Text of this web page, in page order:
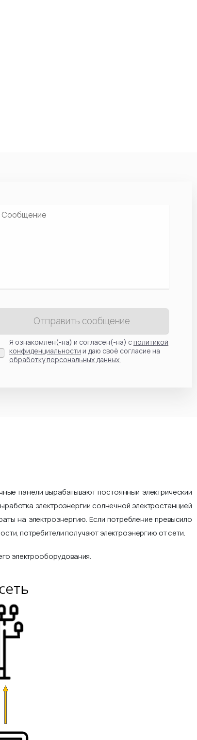
Отправить сообщение
Я ознакомлен(-на) и согласен(-на) сполитикой
конфиденциальности и даю своё согласие на
обработку персональных данных.
панели вырабатывают постоянный электрический
электроэнергии солнечной электростанцией
на электроэнергию. Если потребление превысило
потребители получают электроэнергию от сети.
электрооборудования.